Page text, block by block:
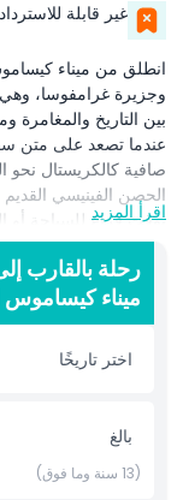
غير قابلة للاسترداد
انطلق من ميناء
وجزيرة غرامفوسا،
بين التاريخ والمغامرة
عندما تصعد على متن
صافية كالكريستال
الحصن الفينيسي
بوقت فراغ للسباحة أو
بالحياة البحرية
الشهيرة، والمعروفة
اللون الفيروزي. سرّ
نقطة المراقبة، أو
الألوان الباستيلية
يشارك طاقم متيقظ
الرحلة البحرية
الغوص بأنبوب التنفس،
لتجربة إحدى أكثر
اقرأ المزيد
رحلة بالقارب
ميناء كيساموس
اختر تاريخًا
بالغ
(13 سنة وما فوق)